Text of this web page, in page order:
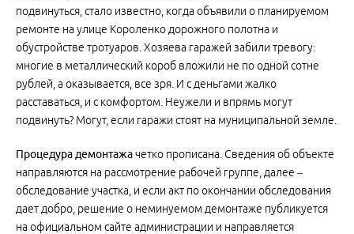
подвинуться, стало известно, когда объявили о планируемом
ремонте на улице Короленко дорожного полотна и
обустройстве тротуаров. Хозяева гаражей забили тревогу:
многие в металлический короб вложили не по одной сотне
рублей, а оказывается, все зря. И с деньгами жалко
расставаться, и с комфортом. Неужели и впрямь могут
подвинуть? Могут, если гаражи стоят на муниципальной земле.
Процедура демонтажачетко прописана. Сведения об объекте
направляются на рассмотрение рабочей группе, далее –
обследование участка, и если акт по окончании обследования
дает добро, решение о неминуемом демонтаже публикуется
на официальном сайте администрации и направляется